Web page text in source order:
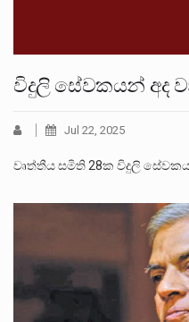
විදුලි සේවකයන් අද
Jul 22, 2025
වෘත්තීය සමිති 28ක විදුලි